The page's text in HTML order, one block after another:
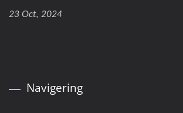
23 Oct, 2024
Navigering